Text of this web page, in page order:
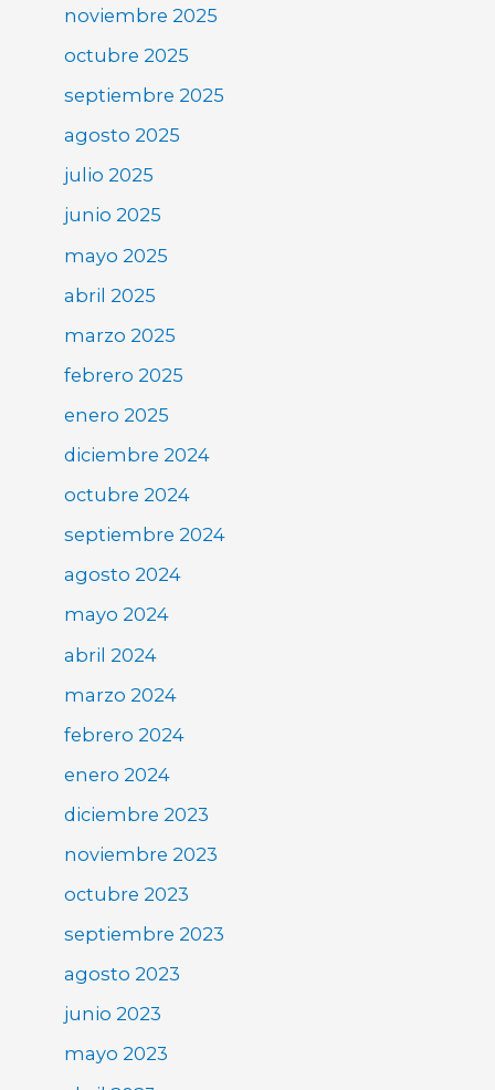
noviembre 2025
octubre 2025
septiembre 2025
agosto 2025
julio 2025
junio 2025
mayo 2025
abril 2025
marzo 2025
febrero 2025
enero 2025
diciembre 2024
octubre 2024
septiembre 2024
agosto 2024
mayo 2024
abril 2024
marzo 2024
febrero 2024
enero 2024
diciembre 2023
noviembre 2023
octubre 2023
septiembre 2023
agosto 2023
junio 2023
mayo 2023